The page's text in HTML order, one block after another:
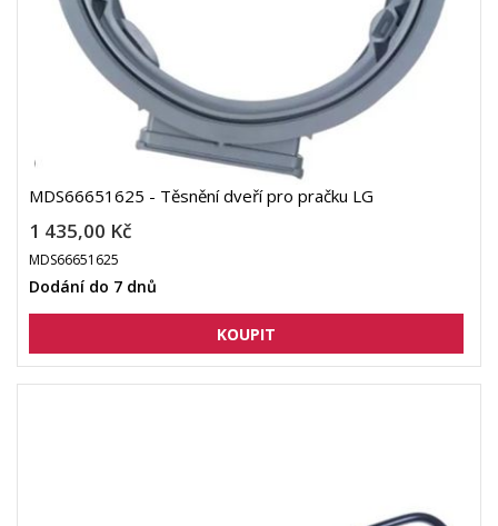
MDS66651625 - Těsnění dveří pro pračku LG
1 435,00 Kč
MDS66651625
Dodání do 7 dnů